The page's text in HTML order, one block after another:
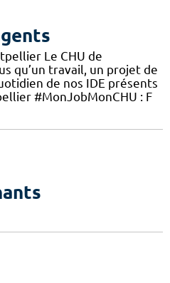
Le CHU de
qu’un travail, un projet de
de nos IDE présents
#MonJobMonCHU : F